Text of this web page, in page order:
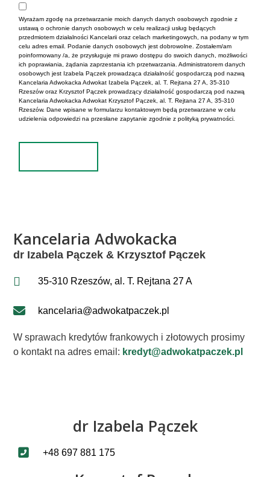
Wyrażam zgodę na przetwarzanie moich danych danych osobowych zgodnie z
ustawą o ochronie danych osobowych w celu realizacji usług będących
przedmiotem działalności Kancelarii oraz celach marketingowych, na podany w tym
celu adres email. Podanie danych osobowych jest dobrowolne. Zostałem/am
poinformowany /a, że przysługuje mi prawo dostępu do swoich danych, możliwości
ich poprawiania, żądania zaprzestania ich przetwarzania. Administratorem danych
osobowych jest Izabela Pączek prowadząca działalność gospodarczą pod nazwą
Kancelaria Adwokacka Adwokat Izabela Pączek, al. T. Rejtana 27 A, 35-310
Rzeszów oraz Krzysztof Pączek prowadzący działalność gospodarczą pod nazwą
Kancelaria Adwokacka Adwokat Krzysztof Pączek, al. T. Rejtana 27 A, 35-310
Rzeszów. Dane wpisane w formularzu kontaktowym będą przetwarzane w celu
udzielenia odpowiedzi na przesłane zapytanie zgodnie z polityką prywatności.
Kancelaria Adwokacka
dr Izabela Pączek & Krzysztof Pączek
35-310 Rzeszów, al. T. Rejtana 27 A
kancelaria@adwokatpaczek.pl
W sprawach kredytów frankowych i złotowych prosimy
o kontakt na adres email: kredyt@adwokatpaczek.pl
dr Izabela Pączek
+48 697 881 175